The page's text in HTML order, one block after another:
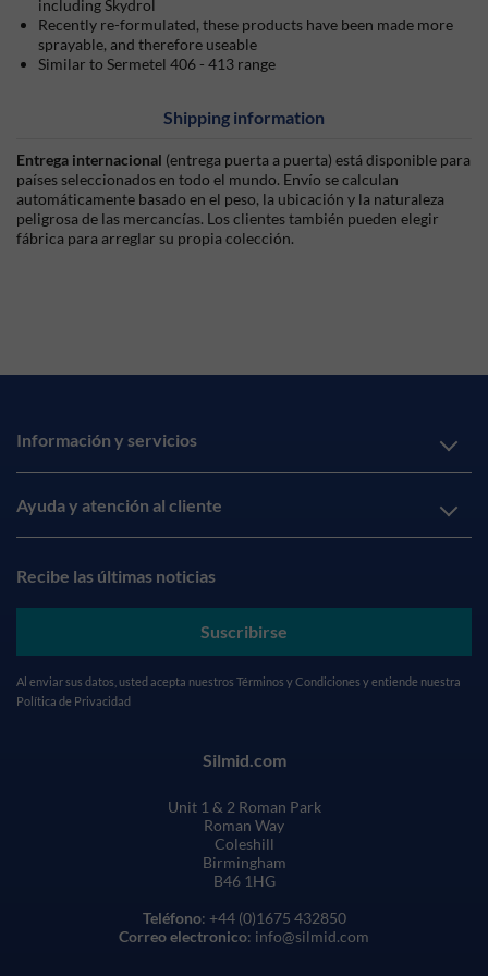
including Skydrol
Recently re-formulated, these products have been made more
sprayable, and therefore useable
Similar to Sermetel 406 - 413 range
Shipping information
Entrega internacional (entrega puerta a puerta) está disponible para
países seleccionados en todo el mundo. Envío se calculan
automáticamente basado en el peso, la ubicación y la naturaleza
peligrosa de las mercancías. Los clientes también pueden elegir
fábrica para arreglar su propia colección.
Información y servicios
Ayuda y atención al cliente
Recibe las últimas noticias
Suscribirse
Al enviar sus datos, usted acepta nuestros Términos y Condiciones y entiende nuestra
Política de Privacidad
Silmid.com
Unit 1 & 2 Roman Park
Roman Way
Coleshill
Birmingham
B46 1HG
Teléfono: +44 (0)1675 432850
Correo electronico: info@silmid.com